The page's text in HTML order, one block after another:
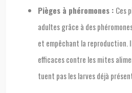
Pièges à phéromones : Ces
adultes grâce à des
et empêchant la
efficaces contre les mites
tuent pas les larves déjà